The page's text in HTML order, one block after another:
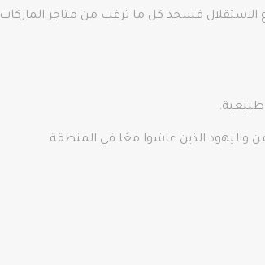
الاستقلال فسجد كل ما ترغب من متاجر الماركات
طبيعية.